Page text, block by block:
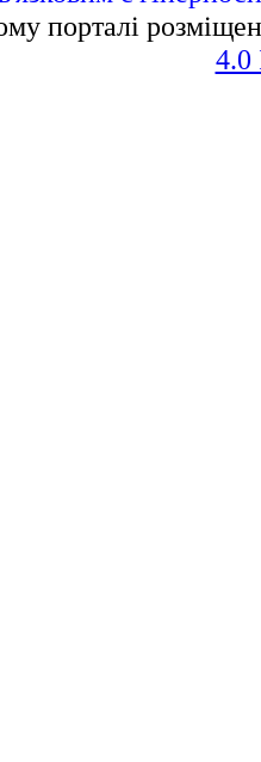
порталі
4.0